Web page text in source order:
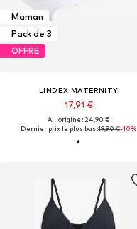
Maman
Pack de 3
OFFRE
LINDEX MATERNITY
17,91 €
À l'origine : 24,90 €
Dernier prix le plus bas :19,90 €-10%